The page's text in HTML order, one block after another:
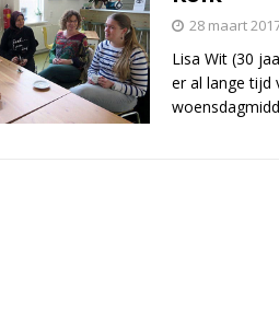
28 maart
Lisa Wit (30
er al lange tijd